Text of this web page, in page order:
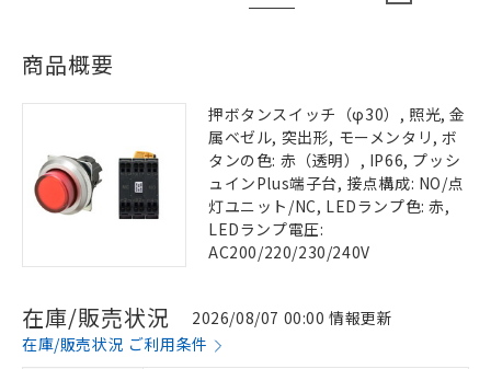
商品概要
押ボタンスイッチ（φ30）, 照光, 金
属ベゼル, 突出形, モーメンタリ, ボ
タンの色: 赤（透明）, IP66, プッシ
ュインPlus端子台, 接点構成: NO/点
灯ユニット/NC, LEDランプ色: 赤,
LEDランプ電圧:
AC200/220/230/240V
在庫/販売状況
2026/08/07 00:00 情報更新
在庫/販売状況 ご利用条件